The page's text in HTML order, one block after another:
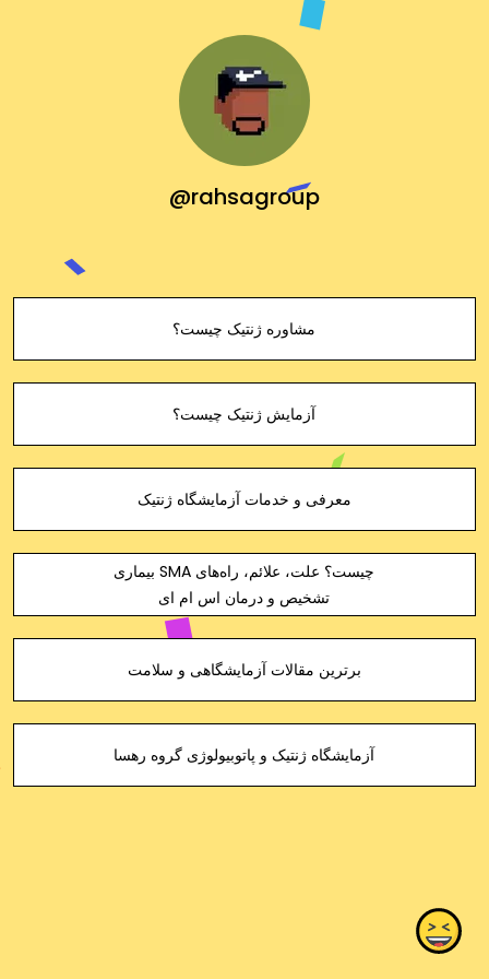
@rahsagroup
مشاوره ژنتیک چیست؟
آزمایش ژنتیک چیست؟
معرفی و خدمات آزمایشگاه ژنتیک
بیماری SMA چیست؟ علت، علائم، راه‌های
تشخیص و درمان اس ام ای
برترین مقالات آزمایشگاهی و سلامت
آزمایشگاه ژنتیک و پاتوبیولوژی گروه رهسا